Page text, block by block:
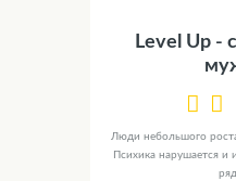
Level Up -
Люди небольшого
Психика нарушается и